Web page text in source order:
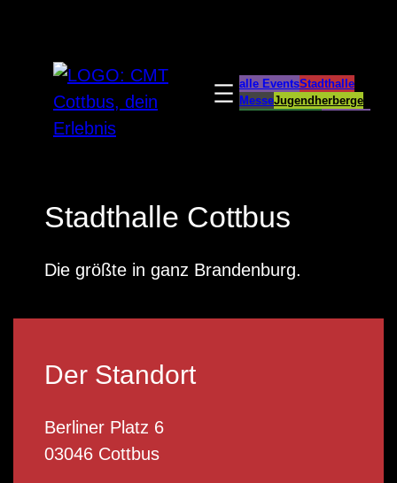
alle EventsStadthalle
MesseJugendherberge
Stadthalle Cottbus
Die größte in ganz Brandenburg.
Der Standort
Berliner Platz 6
03046 Cottbus